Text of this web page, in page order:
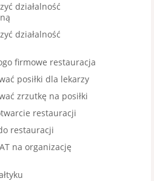
działalność
działalność
firmowe restauracja
posiłki dla lekarzy
zrzutkę na posiłki
restauracji
restauracji
na organizację